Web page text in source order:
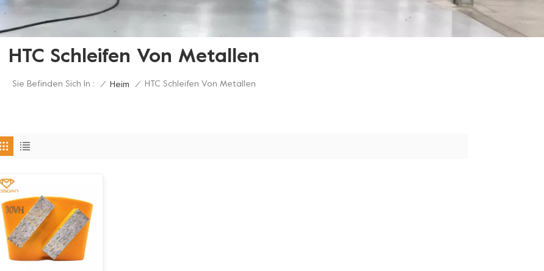
HTC Schleifen Von Metallen
Sie Befinden Sich In : / Heim / HTC Schleifen Von Metallen